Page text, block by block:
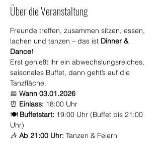
Über die Veranstaltung
Freunde treffen, zusammen sitzen, essen,
lachen und tanzen – das ist Dinner &
Dance!
Erst genießt ihr ein abwechslungsreiches,
saisonales Buffet, dann geht’s auf die
Tanzfläche.
📅 Wann 03.01.2026
⏰ Einlass: 18:00 Uhr
🍽️ Buffetstart: 19:00 Uhr (Buffet bis 21:00
Uhr)
🎶 Ab 21:00 Uhr: Tanzen & Feiern